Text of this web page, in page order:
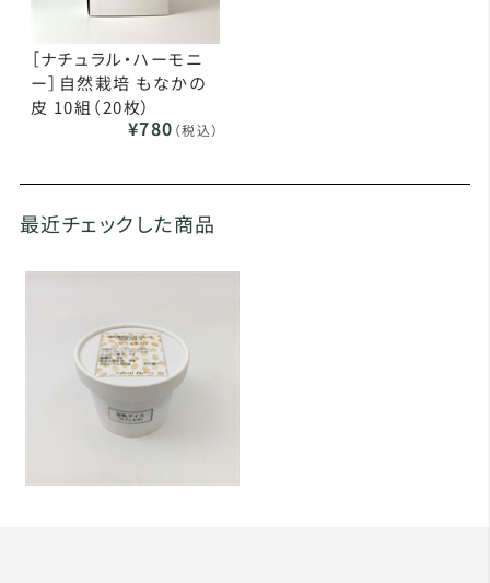
［ナチュラル・ハーモニ
ー］自然栽培 もなかの
皮 10組（20枚）
¥780 （税込）
最近チェックした商品